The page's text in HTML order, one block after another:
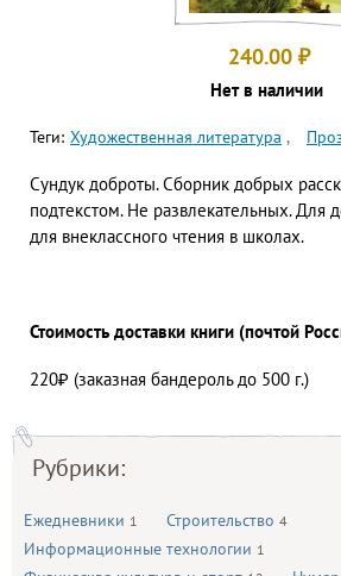
Рубрики:
Ежедневники 1 Строительство 4
Информационные технологии 1
240.00 ₽
Нет в наличии
Теги: Художественная литература
Сундук доброты. Сборник добрых
подтекстом. Не развлекательных. Для
для внеклассного чтения в школах.
Стоимость доставки книги (почтой
220₽ (заказная бандероль до 500 г.)